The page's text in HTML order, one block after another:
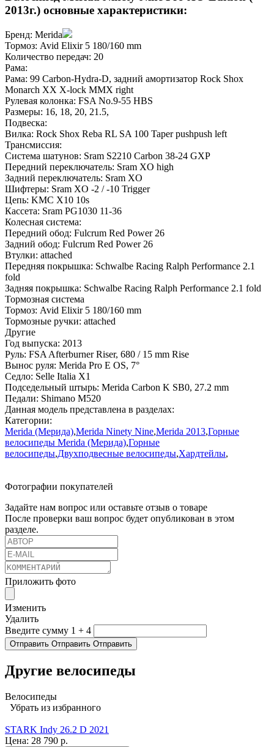
2013г.) основные характеристики:
Бренд: Merida
Тормоз: Avid Elixir 5 180/160 mm
Количество передач: 20
Рама:
Рама: 99 Carbon-Hydra-D, задний амортизатор Rock Shox
Monarch XX X-lock MMX right
Рулевая колонка: FSA No.9-55 HBS
Размеры: 16, 18, 20, 21.5,
Подвеска:
Вилка: Rock Shox Reba RL SA 100 Taper pushpush left
Трансмиссия:
Система шатунов: Sram S2210 Carbon 38-24 GXP
Передний переключатель: Sram XO high
Задний переключатель: Sram XO
Шифтеры: Sram XO -2 / -10 Trigger
Цепь: KMC X10 10s
Кассета: Sram PG1030 11-36
Колесная система:
Передний обод: Fulcrum Red Power 26
Задний обод: Fulcrum Red Power 26
Втулки: attached
Передняя покрышка: Schwalbe Racing Ralph Performance 2.1
fold
Задняя покрышка: Schwalbe Racing Ralph Performance 2.1 fold
Тормозная система
Тормоз: Avid Elixir 5 180/160 mm
Тормозные ручки: attached
Другие
Год выпуска: 2013
Руль: FSA Afterburner Riser, 680 / 15 mm Rise
Вынос руля: Merida Pro E OS, 7°
Седло: Selle Italia X1
Подседельный штырь: Merida Carbon K SB0, 27.2 mm
Педали: Shimano M520
Данная модель представлена в разделах:
Категории:
Merida (Мерида),Merida Ninety Nine,Merida 2013,Горные
велосипеды Merida (Мерида),Горные
велосипеды,Двухподвесные велосипеды,Хардтейлы,
Фотографии покупателей
Задайте нам вопрос или оставьте отзыв о товаре
После проверки ваш вопрос будет опубликован в этом
разделе.
Приложить фото
Изменить
Удалить
Введите сумму 1 + 4
Отправить Отправить Отправить
Другие велосипеды
Велосипеды
Убрать из избранного
STARK Indy 26.2 D 2021
Цена: 28 790 р.